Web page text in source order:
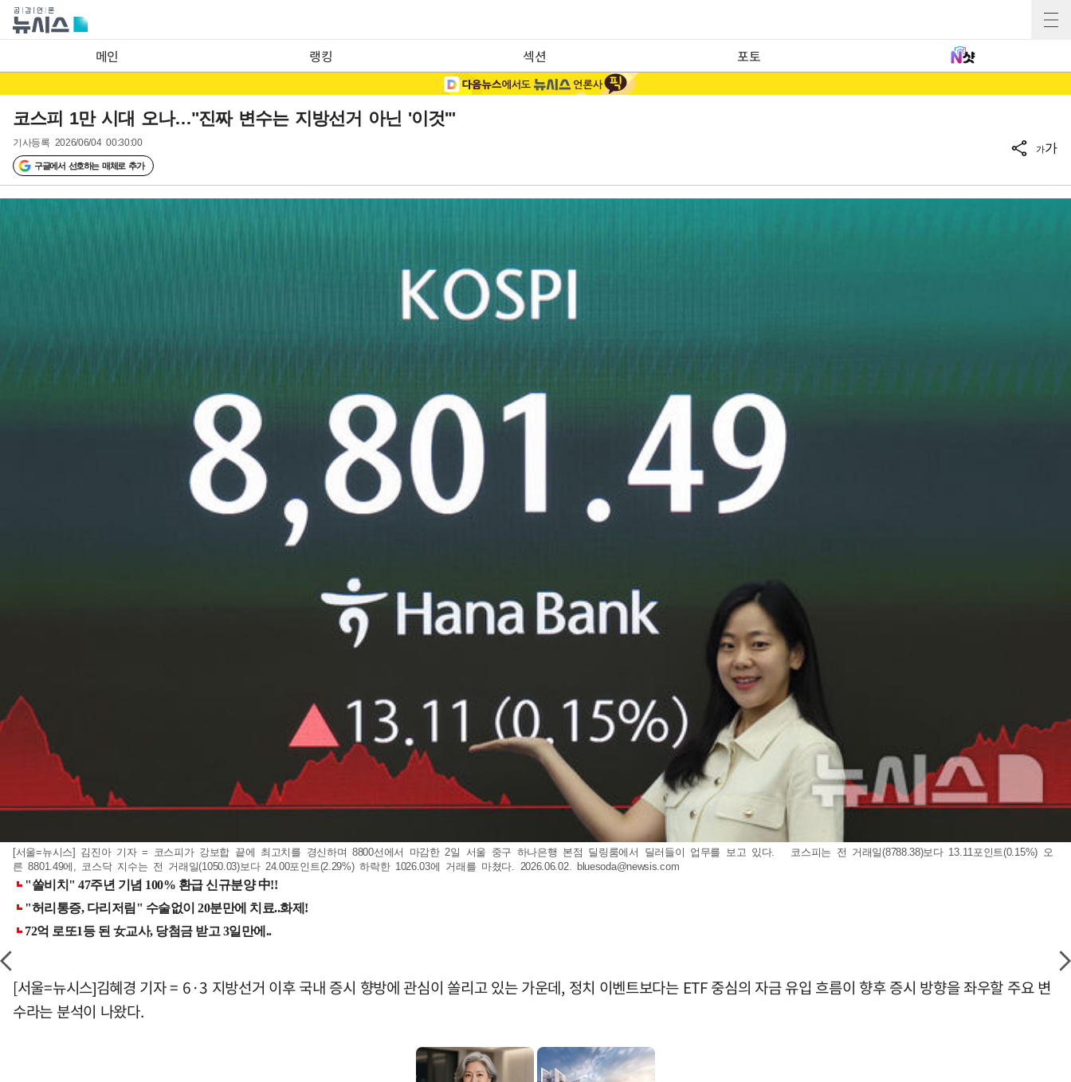
메인 랭킹 섹션 포토
코스피 1만 시대 오나…"진짜 변수는 지방선거 아닌 '이것'"
기사등록 2026/06/04 00:30:00
구글에서 선호하는 매체로 추가
가가
[서울=뉴시스] 김진아 기자 = 코스피가 강보합 끝에 최고치를 경신하며 8800선에서 마감한 2일 서울 중구 하나은행 본점 딜링룸에서 딜러들이 업무를 보고 있다. 코스피는 전 거래일(8788.38)보다 13.11포인트(0.15%) 오
른 8801.49에, 코스닥 지수는 전 거래일(1050.03)보다 24.00포인트(2.29%) 하락한 1026.03에 거래를 마쳤다. 2026.06.02. bluesoda@newsis.com
[서울=뉴시스]김혜경 기자 = 6·3 지방선거 이후 국내 증시 향방에 관심이 쏠리고 있는 가운데, 정치 이벤트보다는 ETF 중심의 자금 유입 흐름이 향후 증시 방향을 좌우할 주요 변
수라는 분석이 나왔다.